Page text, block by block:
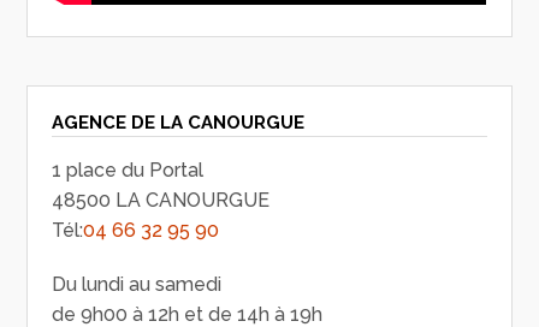
AGENCE DE LA CANOURGUE
1 place du Portal
48500 LA CANOURGUE
Tél:04 66 32 95 90
Du lundi au samedi
de 9h00 à 12h et de 14h à 19h